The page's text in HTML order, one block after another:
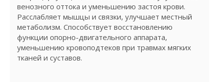
венозного оттока и уменьшению застоя крови.
Расслабляет мышцы и связки, улучшает местный
метаболизм. Способствует восстановлению
функции опорно-двигательного аппарата,
уменьшению кровоподтеков при травмах мягких
тканей и суставов.